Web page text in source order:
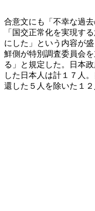
合意文にも「不幸な過
「国交正常化を実現す
にした」という内容が
鮮側が特別調査委員会
る」と規定した。日本
した日本人は計１７人
還した５人を除いた１